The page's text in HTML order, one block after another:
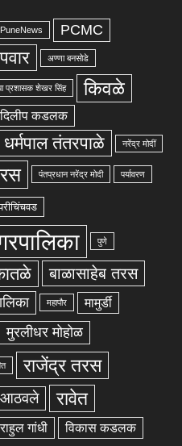
PCMC
अण्णा बनसोडे
प्रशासक शेखर सिंह किवळे
दिलीप कडलक
धर्मपाल तंतरपाळे नरेंद्र मोदीं
पंतप्रधान नरेंद्र मोदी पर्यावरण
पुणे
बाळासाहेब तरस
महापौर मामुर्डी
मुरलीधर मोहोळ
राजेंद्र तरस
आठवले रावेत
राहुल गांधी विकास कडलक